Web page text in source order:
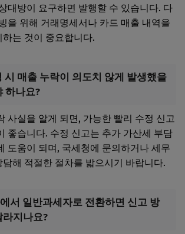
대방이 요구하면 발행할 수 있습니다. 다
을 위해 거래명세서나 카드 매출 내역을
하는 것이 중요합니다.
시 매출 누락이 의도치 않게 발생했을
하나요?
사실을 알게 되면, 가능한 빨리 수정 신고
좋습니다. 수정 신고는 추가 가산세 부담
도움이 되며, 국세청에 문의하거나 세무
담해 적절한 절차를 밟으시기 바랍니다.
서 일반과세자로 전환하면 신고 방
라지나요?